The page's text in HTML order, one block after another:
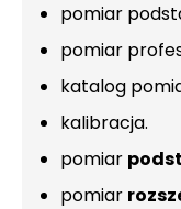
pomiar
pomiar
katalog
kalibracja.
pomiar
pomiar